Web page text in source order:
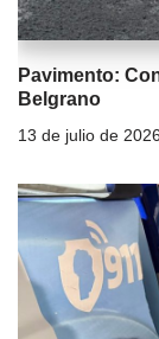
Pavimento:
Belgrano
13 de julio de 2026